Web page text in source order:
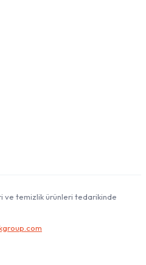
ve temizlik ürünleri tedarikinde